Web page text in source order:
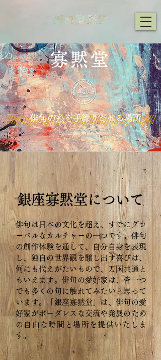
寡黙堂
​俳句の糸を手繰り寄せる場所
​銀座寡黙堂について
俳句は日本の文化を超え、すでにグロ
ーバルなカルチャーの一つです。俳句
の創作体験を通して、自分自身を表現
し、独自の世界観を醸し出す喜びは、
何にも代えがたいもので、万国共通と
もいえます。俳句の愛好家は、皆一つ
でも多くの句に触れてみたいと思って
います。「銀座寡黙堂」は、俳句の愛
好家がボーダレスな交流や発展のため
の自由な時間と場所を提供いたしま
す。